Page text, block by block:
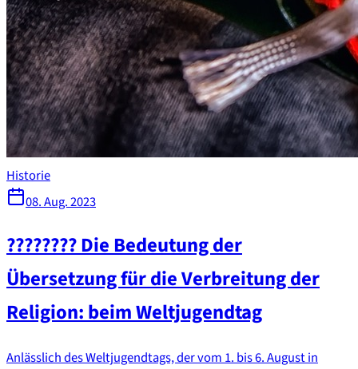
Historie
08. Aug. 2023
???????? Die Bedeutung der
Übersetzung für die Verbreitung der
Religion: beim Weltjugendtag
Anlässlich des Weltjugendtags, der vom 1. bis 6. August in